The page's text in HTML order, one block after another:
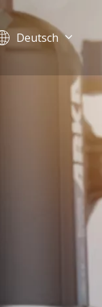
Deutsch
简体中文